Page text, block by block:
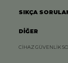
SIKÇA
DİĞER
CİHAZ GÜVENLİK